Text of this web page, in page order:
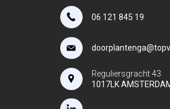
06 121 845 19
Reguliersgracht 43
1017LK